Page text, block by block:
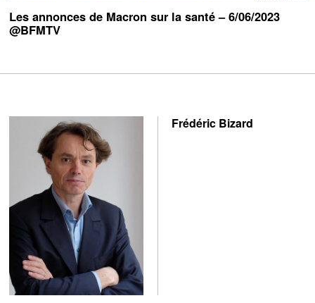
Les annonces de Macron sur la santé – 6/06/2023
@BFMTV
Frédéric Bizard